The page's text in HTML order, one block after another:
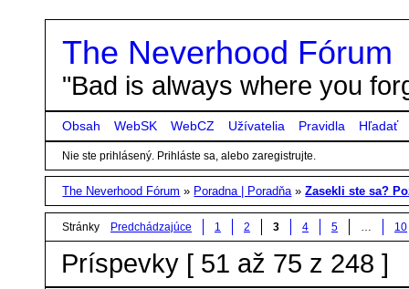
The Neverhood Fórum
"Bad is always where you
Obsah WebSK WebCZ Užívatelia Pravidla Hľadať
Nie ste prihlásený. Prihláste sa, alebo zaregistrujte.
The Neverhood Fórum » Poradna | Poradňa »Zasekli ste sa?
Stránky Predchádzajúce 1 2 3 4 5 10
Príspevky [ 51 až 75 z 248 ]